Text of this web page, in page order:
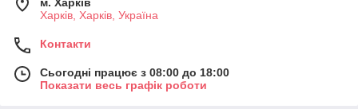
м. Харків
Харків, Харків, Україна
Контакти
Сьогодні працює з 08:00 до 18:00
Показати весь графік роботи